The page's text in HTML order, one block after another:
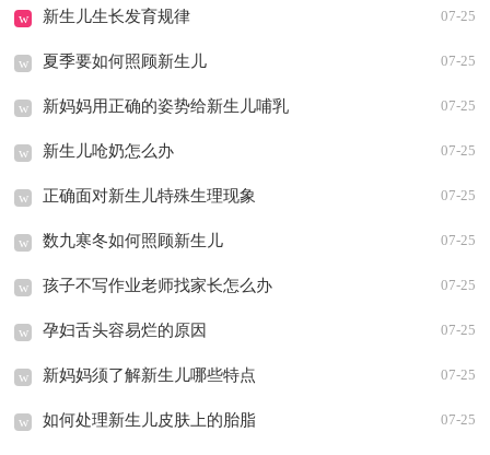
w 新生儿生长发育规律 07-25
w 夏季要如何照顾新生儿 07-25
w 新妈妈用正确的姿势给新生儿哺乳 07-25
w 新生儿呛奶怎么办 07-25
w 正确面对新生儿特殊生理现象 07-25
w 数九寒冬如何照顾新生儿 07-25
w 孩子不写作业老师找家长怎么办 07-25
w 孕妇舌头容易烂的原因 07-25
w 新妈妈须了解新生儿哪些特点 07-25
w 如何处理新生儿皮肤上的胎脂 07-25